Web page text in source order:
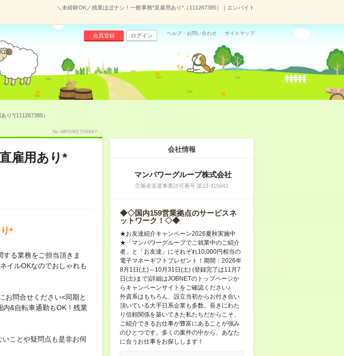
＼未経験OK／残業ほぼナシ！一般事務*直雇用あり*（111267385）｜エンバイト
会員登録 ログイン ヘルプ・お問い合わせ サイトマップ
り*(111267385）
No.MPGW1706987
雇用あり*
*
る業務をご担当頂きま
イルOKなのでおしゃれも
お問合せください<同期と
&自転車通勤もOK！残業
ことや疑問点も是非お伺
会社情報
マンパワーグループ株式会社
労働者派遣事業許可番号:派13-315642
◆◇国内159営業拠点のサービスネ
ットワーク！◇◆
★お友達紹介キャンペーン2026夏秋実施中
★「マンパワーグループでご就業中のご紹介
者」と「お友達」にそれぞれ10,000円相当の
電子マネーギフトプレゼント！期間：2026年
8月1日(土)～10月31日(土) (登録完了は11月7
日(土)まで)詳細はJOBNETのトップページか
らキャンペーンサイトをご確認ください♪
外資系はもちろん、設立当初からお付き合い
頂いている大手日系企業も多数。長きにわた
り信頼関係を築いてきた私たちだからこそ、
ご紹介できるお仕事が豊富にあることが強み
のひとつです。多くの案件の中から、あなた
に合うお仕事をお探しします！